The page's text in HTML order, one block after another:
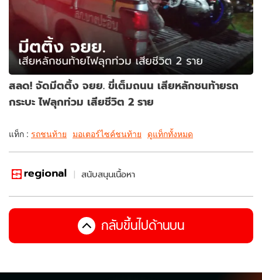
สลด! จัดมีตติ้ง จยย. ขี่เต็มถนน เสียหลักชนท้ายรถ
กระบะ ไฟลุกท่วม เสียชีวิต 2 ราย
แท็ก : รถชนท้าย มอเตอร์ไซค์ชนท้าย ดูแท็กทั้งหมด
สนับสนุนเนื้อหา
กลับขึ้นไปด้านบน